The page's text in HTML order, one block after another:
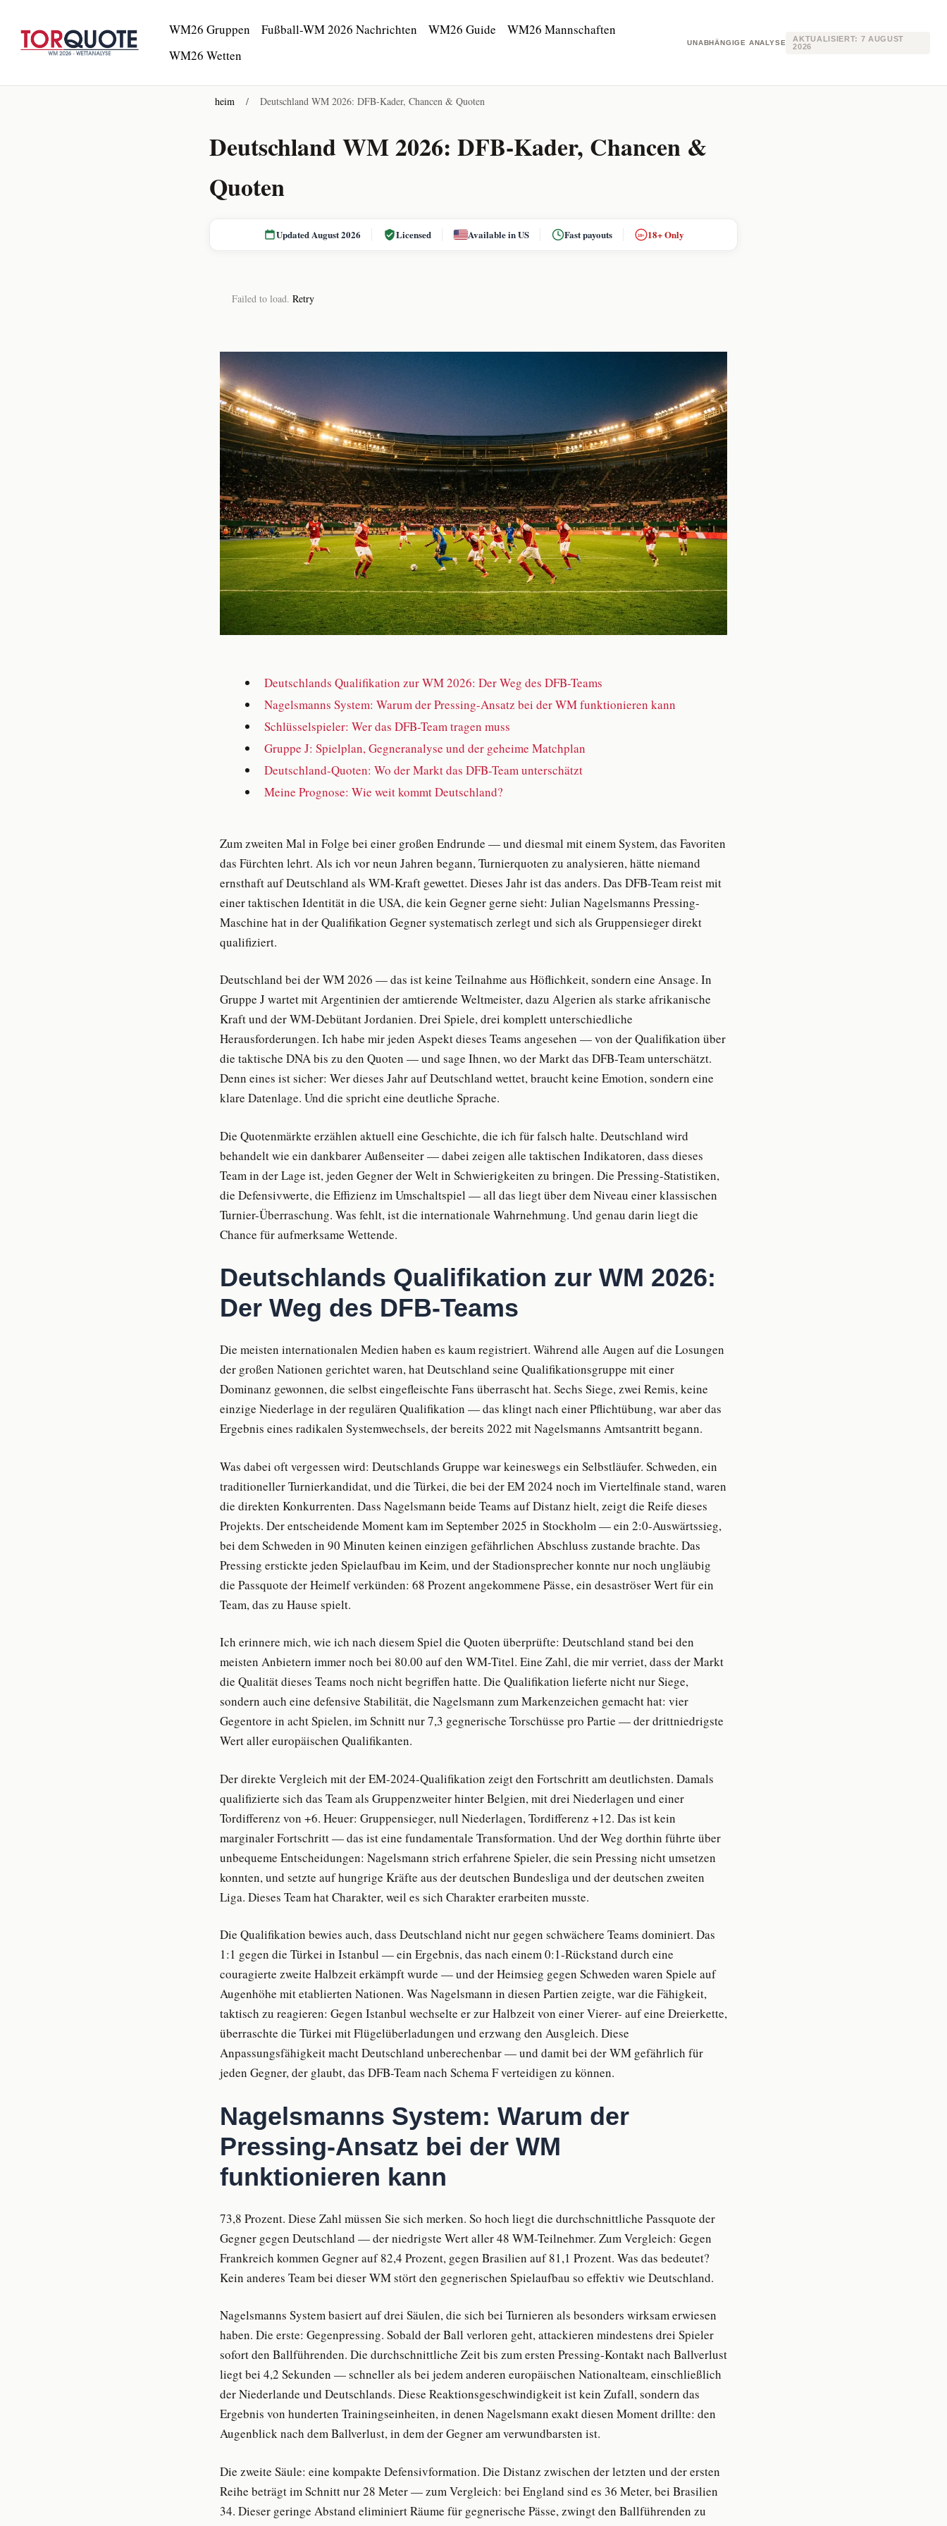
WM26 Gruppen Fußball-WM 2026 Nachrichten WM26 Guide
WM26 Mannschaften
WM26 Wetten
UNABHÄNGIGE ANALYSE AKTUALISIERT: 7 AUGUST
2026
heim / Deutschland WM 2026: DFB-Kader, Chancen & Quoten
Deutschland WM 2026: DFB-Kader, Chancen &
Quoten
Updated August 2026 Licensed Available in US Fast payouts 18+ 18+ Only
Failed to load. Retry
Deutschlands Qualifikation zur WM 2026: Der Weg des DFB-Teams
Nagelsmanns System: Warum der Pressing-Ansatz bei der WM funktionieren kann
Schlüsselspieler: Wer das DFB-Team tragen muss
Gruppe J: Spielplan, Gegneranalyse und der geheime Matchplan
Deutschland-Quoten: Wo der Markt das DFB-Team unterschätzt
Meine Prognose: Wie weit kommt Deutschland?
Zum zweiten Mal in Folge bei einer großen Endrunde — und diesmal mit einem System, das Favoriten
das Fürchten lehrt. Als ich vor neun Jahren begann, Turnierquoten zu analysieren, hätte niemand
ernsthaft auf Deutschland als WM-Kraft gewettet. Dieses Jahr ist das anders. Das DFB-Team reist mit
einer taktischen Identität in die USA, die kein Gegner gerne sieht: Julian Nagelsmanns Pressing-
Maschine hat in der Qualifikation Gegner systematisch zerlegt und sich als Gruppensieger direkt
qualifiziert.
Deutschland bei der WM 2026 — das ist keine Teilnahme aus Höflichkeit, sondern eine Ansage. In
Gruppe J wartet mit Argentinien der amtierende Weltmeister, dazu Algerien als starke afrikanische
Kraft und der WM-Debütant Jordanien. Drei Spiele, drei komplett unterschiedliche
Herausforderungen. Ich habe mir jeden Aspekt dieses Teams angesehen — von der Qualifikation über
die taktische DNA bis zu den Quoten — und sage Ihnen, wo der Markt das DFB-Team unterschätzt.
Denn eines ist sicher: Wer dieses Jahr auf Deutschland wettet, braucht keine Emotion, sondern eine
klare Datenlage. Und die spricht eine deutliche Sprache.
Die Quotenmärkte erzählen aktuell eine Geschichte, die ich für falsch halte. Deutschland wird
behandelt wie ein dankbarer Außenseiter — dabei zeigen alle taktischen Indikatoren, dass dieses
Team in der Lage ist, jeden Gegner der Welt in Schwierigkeiten zu bringen. Die Pressing-Statistiken,
die Defensivwerte, die Effizienz im Umschaltspiel — all das liegt über dem Niveau einer klassischen
Turnier-Überraschung. Was fehlt, ist die internationale Wahrnehmung. Und genau darin liegt die
Chance für aufmerksame Wettende.
Deutschlands Qualifikation zur WM 2026:
Der Weg des DFB-Teams
Die meisten internationalen Medien haben es kaum registriert. Während alle Augen auf die Losungen
der großen Nationen gerichtet waren, hat Deutschland seine Qualifikationsgruppe mit einer
Dominanz gewonnen, die selbst eingefleischte Fans überrascht hat. Sechs Siege, zwei Remis, keine
einzige Niederlage in der regulären Qualifikation — das klingt nach einer Pflichtübung, war aber das
Ergebnis eines radikalen Systemwechsels, der bereits 2022 mit Nagelsmanns Amtsantritt begann.
Was dabei oft vergessen wird: Deutschlands Gruppe war keineswegs ein Selbstläufer. Schweden, ein
traditioneller Turnierkandidat, und die Türkei, die bei der EM 2024 noch im Viertelfinale stand, waren
die direkten Konkurrenten. Dass Nagelsmann beide Teams auf Distanz hielt, zeigt die Reife dieses
Projekts. Der entscheidende Moment kam im September 2025 in Stockholm — ein 2:0-Auswärtssieg,
bei dem Schweden in 90 Minuten keinen einzigen gefährlichen Abschluss zustande brachte. Das
Pressing erstickte jeden Spielaufbau im Keim, und der Stadionsprecher konnte nur noch ungläubig
die Passquote der Heimelf verkünden: 68 Prozent angekommene Pässe, ein desaströser Wert für ein
Team, das zu Hause spielt.
Ich erinnere mich, wie ich nach diesem Spiel die Quoten überprüfte: Deutschland stand bei den
meisten Anbietern immer noch bei 80.00 auf den WM-Titel. Eine Zahl, die mir verriet, dass der Markt
die Qualität dieses Teams noch nicht begriffen hatte. Die Qualifikation lieferte nicht nur Siege,
sondern auch eine defensive Stabilität, die Nagelsmann zum Markenzeichen gemacht hat: vier
Gegentore in acht Spielen, im Schnitt nur 7,3 gegnerische Torschüsse pro Partie — der drittniedrigste
Wert aller europäischen Qualifikanten.
Der direkte Vergleich mit der EM-2024-Qualifikation zeigt den Fortschritt am deutlichsten. Damals
qualifizierte sich das Team als Gruppenzweiter hinter Belgien, mit drei Niederlagen und einer
Tordifferenz von +6. Heuer: Gruppensieger, null Niederlagen, Tordifferenz +12. Das ist kein
marginaler Fortschritt — das ist eine fundamentale Transformation. Und der Weg dorthin führte über
unbequeme Entscheidungen: Nagelsmann strich erfahrene Spieler, die sein Pressing nicht umsetzen
konnten, und setzte auf hungrige Kräfte aus der deutschen Bundesliga und der deutschen zweiten
Liga. Dieses Team hat Charakter, weil es sich Charakter erarbeiten musste.
Die Qualifikation bewies auch, dass Deutschland nicht nur gegen schwächere Teams dominiert. Das
1:1 gegen die Türkei in Istanbul — ein Ergebnis, das nach einem 0:1-Rückstand durch eine
couragierte zweite Halbzeit erkämpft wurde — und der Heimsieg gegen Schweden waren Spiele auf
Augenhöhe mit etablierten Nationen. Was Nagelsmann in diesen Partien zeigte, war die Fähigkeit,
taktisch zu reagieren: Gegen Istanbul wechselte er zur Halbzeit von einer Vierer- auf eine Dreierkette,
überraschte die Türkei mit Flügelüberladungen und erzwang den Ausgleich. Diese
Anpassungsfähigkeit macht Deutschland unberechenbar — und damit bei der WM gefährlich für
jeden Gegner, der glaubt, das DFB-Team nach Schema F verteidigen zu können.
Nagelsmanns System: Warum der
Pressing-Ansatz bei der WM
funktionieren kann
73,8 Prozent. Diese Zahl müssen Sie sich merken. So hoch liegt die durchschnittliche Passquote der
Gegner gegen Deutschland — der niedrigste Wert aller 48 WM-Teilnehmer. Zum Vergleich: Gegen
Frankreich kommen Gegner auf 82,4 Prozent, gegen Brasilien auf 81,1 Prozent. Was das bedeutet?
Kein anderes Team bei dieser WM stört den gegnerischen Spielaufbau so effektiv wie Deutschland.
Nagelsmanns System basiert auf drei Säulen, die sich bei Turnieren als besonders wirksam erwiesen
haben. Die erste: Gegenpressing. Sobald der Ball verloren geht, attackieren mindestens drei Spieler
sofort den Ballführenden. Die durchschnittliche Zeit bis zum ersten Pressing-Kontakt nach Ballverlust
liegt bei 4,2 Sekunden — schneller als bei jedem anderen europäischen Nationalteam, einschließlich
der Niederlande und Deutschlands. Diese Reaktionsgeschwindigkeit ist kein Zufall, sondern das
Ergebnis von hunderten Trainingseinheiten, in denen Nagelsmann exakt diesen Moment drillte: den
Augenblick nach dem Ballverlust, in dem der Gegner am verwundbarsten ist.
Die zweite Säule: eine kompakte Defensivformation. Die Distanz zwischen der letzten und der ersten
Reihe beträgt im Schnitt nur 28 Meter — zum Vergleich: bei England sind es 36 Meter, bei Brasilien
34. Dieser geringe Abstand eliminiert Räume für gegnerische Pässe, zwingt den Ballführenden zu